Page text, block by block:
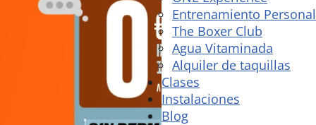
Entrenamiento Personal
The Boxer Club
Agua Vitaminada
Alquiler de taquillas
Clases
Instalaciones
Blog